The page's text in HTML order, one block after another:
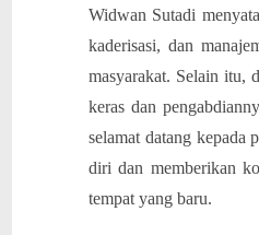
Widwan Sutadi
kaderisasi, dan
masyarakat. Selain itu,
keras dan
selamat datang kepada
diri dan memberikan
tempat yang baru.